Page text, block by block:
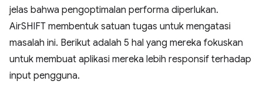
jelas bahwa pengoptimalan performa diperlukan.
AirSHIFT membentuk satuan tugas untuk mengatasi
masalah ini. Berikut adalah 5 hal yang mereka fokuskan
untuk membuat aplikasi mereka lebih responsif terhadap
input pengguna.